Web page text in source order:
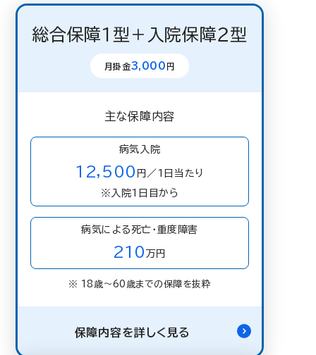
総合保障１型＋入院保障２型
月掛金3,000 円
主な保障内容
病気入院
12,500 円／1日当たり
※入院1日目から
病気による死亡・重度障害
210 万円
※ 18歳〜60歳までの保障を抜粋
保障内容を詳しく見る